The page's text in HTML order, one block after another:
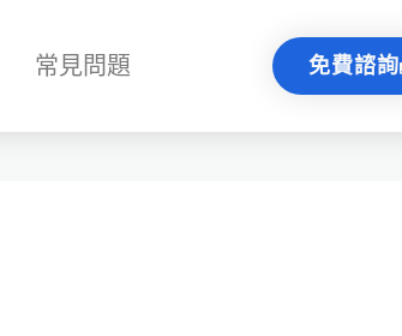
常見問題 免費諮詢